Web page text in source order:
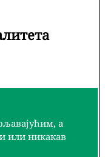
а
или никакав